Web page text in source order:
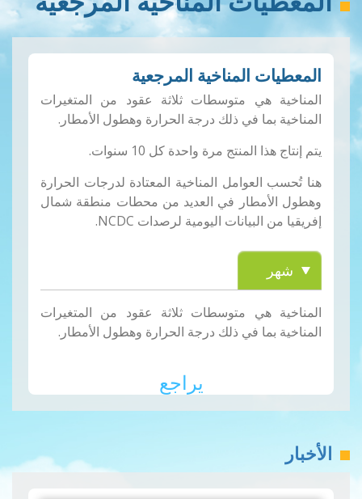
المعطيات المناخية المرجعية
المناخية هي متوسطات ثلاثة عقود من المتغيرات
المناخية بما في ذلك درجة الحرارة وهطول الأمطار.
يتم إنتاج هذا المنتج مرة واحدة كل 10 سنوات.
هنا تُحسب العوامل المناخية المعتادة لدرجات الحرارة
وهطول الأمطار في العديد من محطات منطقة شمال
إفريقيا من البيانات اليومية لرصدات NCDC.
المناخية هي متوسطات ثلاثة عقود من المتغيرات
المناخية بما في ذلك درجة الحرارة وهطول الأمطار.
يراجع
الأخبار